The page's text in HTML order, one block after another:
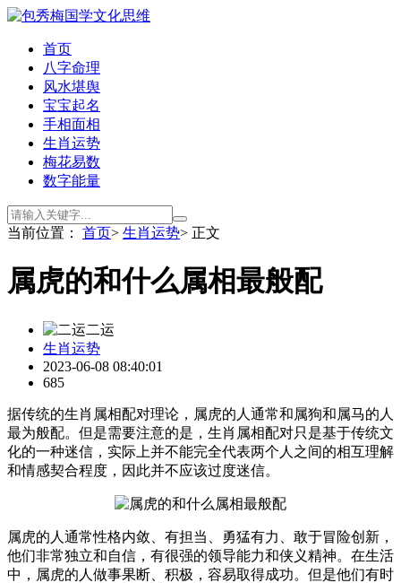
首页
八字命理
风水堪舆
宝宝起名
手相面相
生肖运势
梅花易数
数字能量
当前位置： 首页> 生肖运势> 正文
属虎的和什么属相最般配
二运
生肖运势
2023-06-08 08:40:01
685
据传统的生肖属相配对理论，属虎的人通常和属狗和属马的人
最为般配。但是需要注意的是，生肖属相配对只是基于传统文
化的一种迷信，实际上并不能完全代表两个人之间的相互理解
和情感契合程度，因此并不应该过度迷信。
属虎的人通常性格内敛、有担当、勇猛有力、敢于冒险创新，
他们非常独立和自信，有很强的领导能力和侠义精神。在生活
中，属虎的人做事果断、积极，容易取得成功。但是他们有时